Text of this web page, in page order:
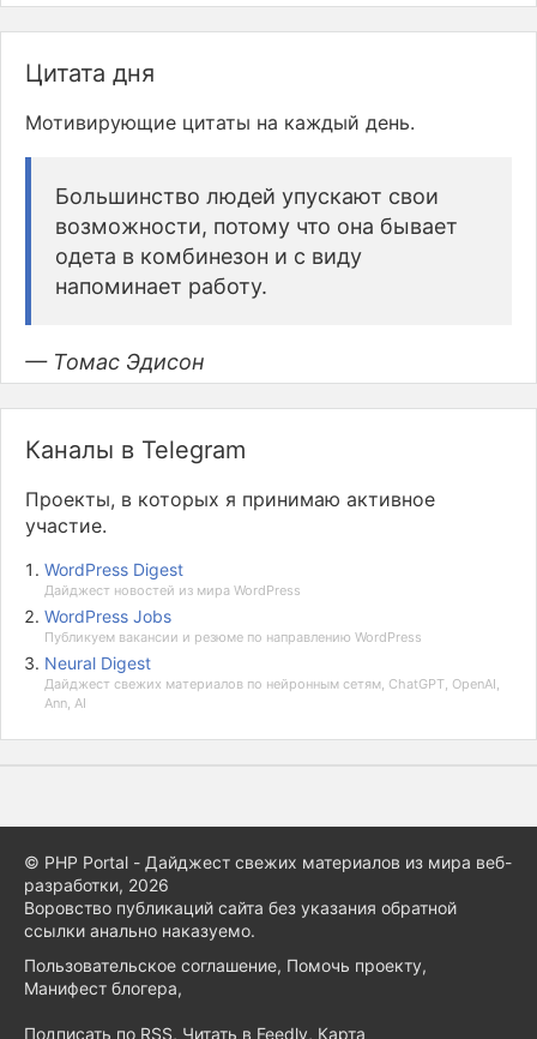
Цитата дня
Мотивирующие цитаты на каждый день.
Большинство людей упускают свои
возможности, потому что она бывает
одета в комбинезон и с виду
напоминает работу.
— Томас Эдисон
Каналы в Telegram
Проекты, в которых я принимаю активное
участие.
WordPress Digest
Дайджест новостей из мира WordPress
WordPress Jobs
Публикуем вакансии и резюме по направлению WordPress
Neural Digest
Дайджест свежих материалов по нейронным сетям, ChatGPT, OpenAI,
Ann, AI
© PHP Portal - Дайджест свежих материалов из мира веб-
разработки, 2026
Воровство публикаций сайта без указания обратной
ссылки анально наказуемо.
Пользовательское соглашение, Помочь проекту,
Манифест блогера,
Подписать по RSS, Читать в Feedly, Карта